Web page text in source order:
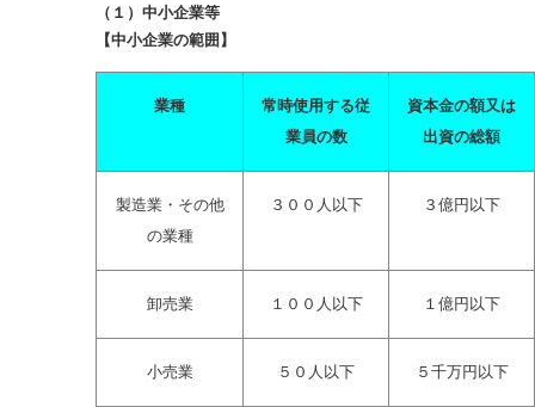
（１）中小企業等
【中小企業の範囲】
業種
常時使用する従
業員の数
資本金の額又は
出資の総額
製造業・その他
の業種
３００人以下 ３億円以下
卸売業 １００人以下 １億円以下
小売業 ５０人以下 ５千万円以下